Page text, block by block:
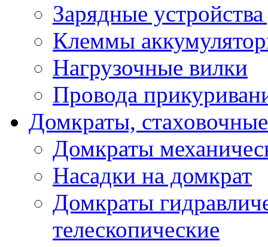
Зарядные
Клеммы
Нагрузочные вилки
Провода
Домкраты,
Домкраты
Насадки на домкрат
Домкраты
телескопические